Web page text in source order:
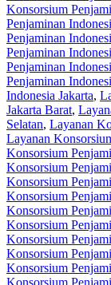
Konsorsium
Penjaminan
Penjaminan
Penjaminan
Penjaminan
Penjaminan
Indonesia Jakarta,
Jakarta Barat,
Selatan, Layanan
Layanan
Konsorsium
Konsorsium
Konsorsium
Konsorsium
Konsorsium
Konsorsium
Konsorsium
Konsorsium
Konsorsium
Konsorsium